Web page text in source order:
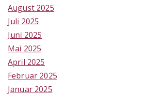
August 2025
Juli 2025
Juni 2025
Mai 2025
April 2025
Februar 2025
Januar 2025